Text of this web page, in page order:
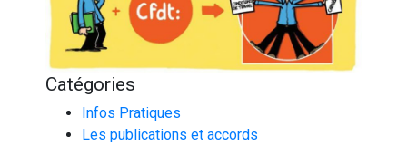
Catégories
Infos Pratiques
Les publications et accords